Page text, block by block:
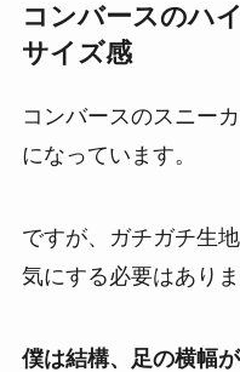
コンバースのハ
サイズ感
コンバースのスニー
になっています。
ですが、ガチガチ生
気にする必要はありま
僕は結構、足の横幅